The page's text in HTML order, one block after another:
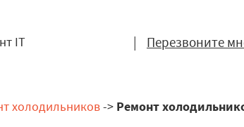
IT | Перезвоните
холодильников-> Ремонт